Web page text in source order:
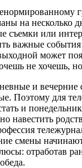
на несколько
съемки или
важные
может
не хочешь,
и
Поэтому для
и
навестить
смены
отработав